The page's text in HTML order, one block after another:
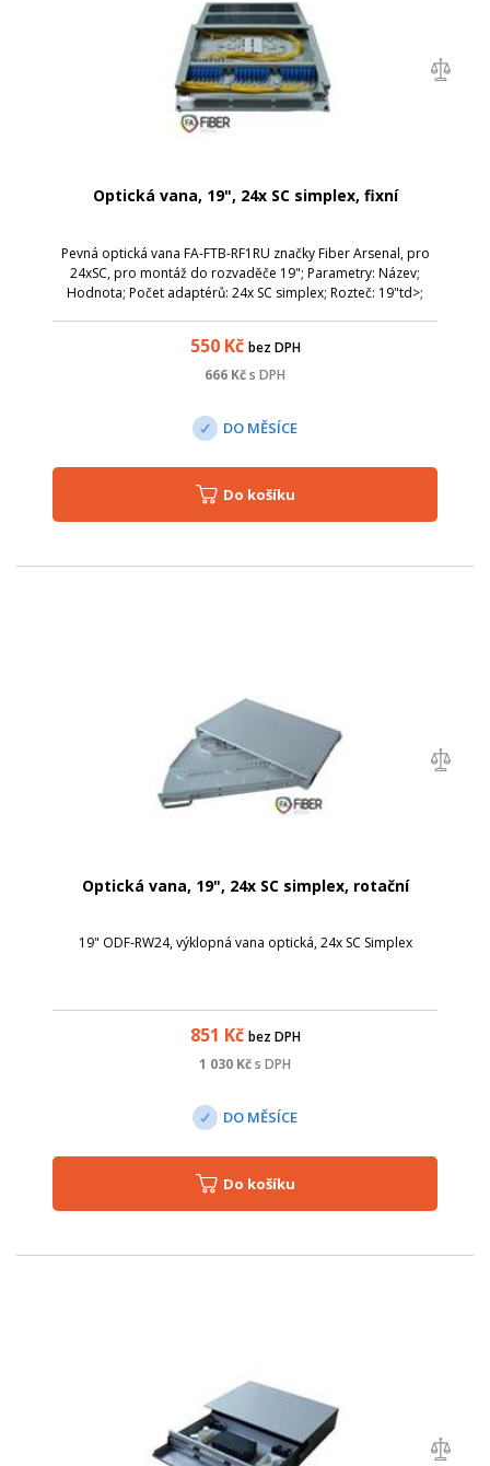
Optická vana, 19", 24x SC simplex, fixní
Pevná optická vana FA-FTB-RF1RU značky Fiber Arsenal, pro
24xSC, pro montáž do rozvaděče 19"; Parametry: Název;
Hodnota; Počet adaptérů: 24x SC simplex; Rozteč: 19"td>;
550Kč bez DPH
666 Kčs DPH
DO MĚSÍCE
Do košíku
Optická vana, 19", 24x SC simplex, rotační
19" ODF-RW24, výklopná vana optická, 24x SC Simplex
851 Kč bez DPH
1 030 Kčs DPH
DO MĚSÍCE
Do košíku